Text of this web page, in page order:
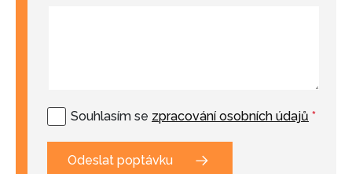
Souhlasím se zpracování osobních údajů *
Odeslat poptávku